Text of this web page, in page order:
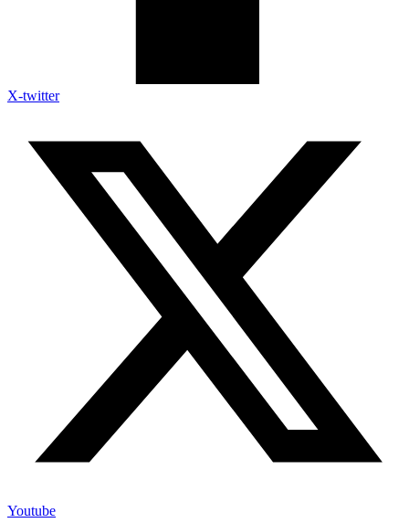
X-twitter
Youtube